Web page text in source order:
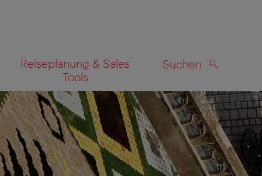
Reiseplanung & Sales
Tools
Suchen
SUCHEN